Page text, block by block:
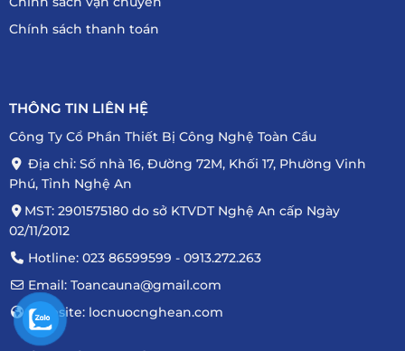
Chính sách thanh toán
THÔNG TIN LIÊN HỆ
Công Ty Cổ Phần Thiết Bị Công Nghệ Toàn Cầu
Địa chỉ: Số nhà 16, Đường 72M, Khối 17, Phường Vinh
Phú, Tỉnh Nghệ An
MST: 2901575180 do sở KTVDT Nghệ An cấp Ngày
02/11/2012
Hotline: 023 86599599 - 0913.272.263
Email: Toancauna@gmail.com
Website: locnuocnghean.com